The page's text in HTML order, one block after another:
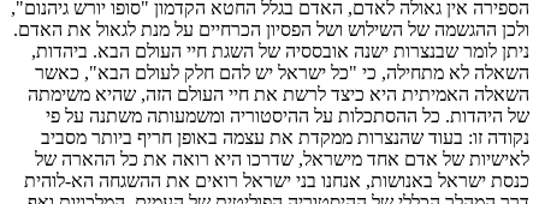
הספירה אין גאולה לאדם, האדם בגלל החטא הקדמון "סופו יורש גיהנום",
ולכן ההגשמה של השילוש ושל הפסיון הכרחיים על מנת לגאול את האדם.
ניתן לומר שבנצרות ישנה אובססיה של השגת חיי העולם הבא. ביהדות,
השאלה לא מתחילה, כי "כל ישראל יש להם חלק לעולם הבא", כאשר
השאלה האמיתית היא כיצד לרשת את חיי העולם הזה, שהיא משימתה
של היהדות. כל ההסתכלות על ההיסטוריה ומשמעותה משתנה על פי
נקודה זו: בעוד שהנצרות ממקדת את עצמה באופן חריף ביותר מסביב
לאישיות של אדם אחד מישראל, שדרכו היא רואה את כל ההארה של
כנסת ישראל באנושות, אנחנו בני ישראל רואים את ההשגחה הא-לוהית